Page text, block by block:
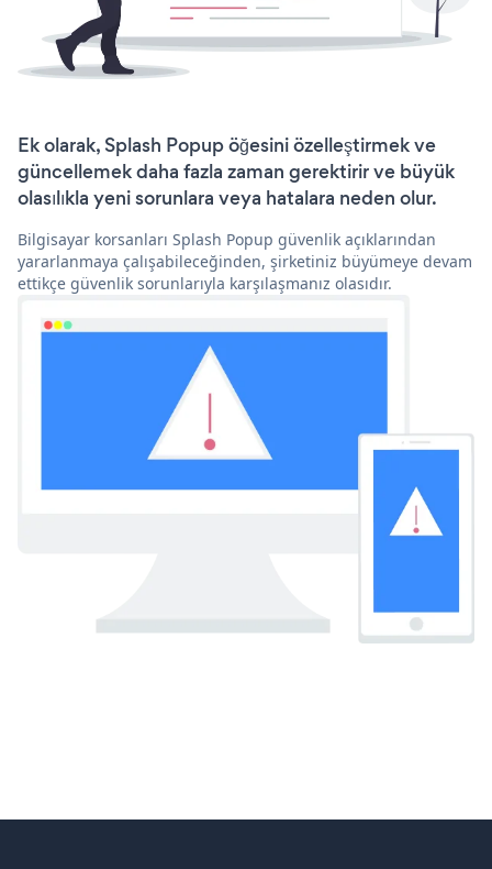
Ek olarak, Splash Popup öğesini özelleştirmek ve
güncellemek daha fazla zaman gerektirir ve büyük
olasılıkla yeni sorunlara veya hatalara neden olur.
Bilgisayar korsanları Splash Popup güvenlik açıklarından
yararlanmaya çalışabileceğinden, şirketiniz büyümeye devam
ettikçe güvenlik sorunlarıyla karşılaşmanız olasıdır.